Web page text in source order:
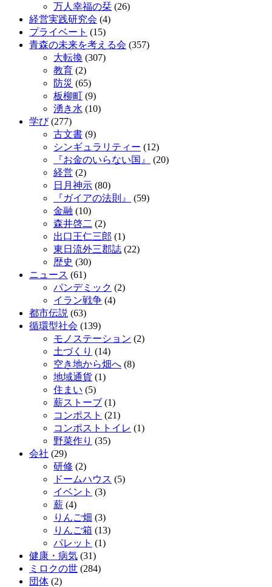
万人幸福の栞 (26)
経営実践研究会 (4)
プライベート (15)
青森の未来を考える会 (357)
大転換 (307)
教育 (2)
防災 (65)
板柳町 (9)
湧き水 (10)
学び(277)
古文書 (9)
シンギュラリティー (12)
『お金のいらない国』
(20)
経営 (2)
日月神示 (80)
『ガイアの法則』
(59)
金融 (10)
森井啓二 (2)
出口王仁三郎 (1)
東日流外三郡誌 (22)
歴史 (30)
ニュース (61)
パンデミック (2)
イラン戦争 (4)
都市伝説 (63)
循環型社会 (139)
モノステーション (2)
土づくり (14)
空き地から畑へ (8)
地域通貨 (1)
住まい (5)
薪ストーブ (1)
コンポスト (21)
コンポストトイレ (1)
野菜作り (35)
会社 (29)
研修 (2)
ドームハウス (5)
イベント (3)
薪 (4)
りんご畑 (3)
りんご箱 (13)
パレット (1)
健康・病気 (31)
ミロクの世 (284)
団体 (2)